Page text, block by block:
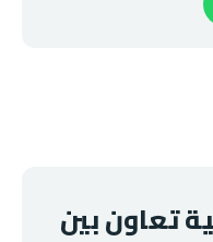
تعاون بين